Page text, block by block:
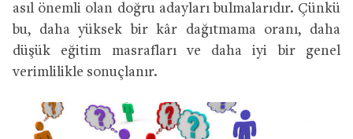
asıl önemli olan doğru adayları bulmalarıdır. Çünkü
bu, daha yüksek bir kâr dağıtmama oranı, daha
düşük eğitim masrafları ve daha iyi bir genel
verimlilikle sonuçlanır.